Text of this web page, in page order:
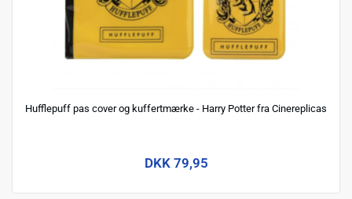
Hufflepuff pas cover og kuffertmærke - Harry Potter fra Cinereplicas
DKK 79,95